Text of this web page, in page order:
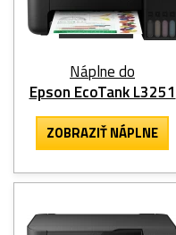
Náplne do
Epson EcoTank L3251
ZOBRAZIŤ NÁPLNE